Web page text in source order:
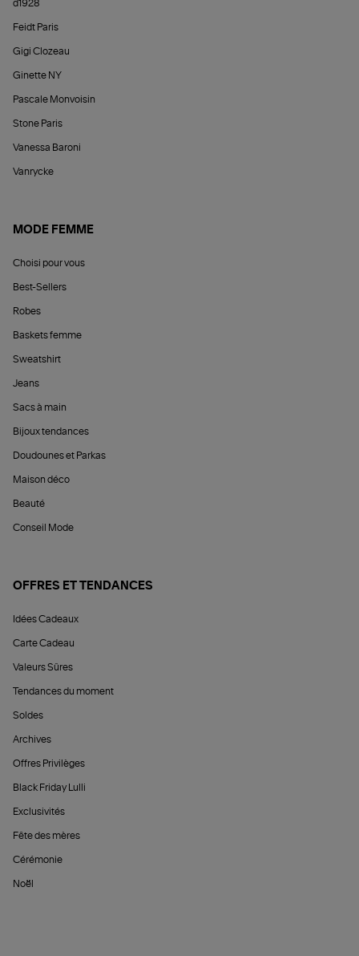
d1928
Feidt Paris
Gigi Clozeau
Ginette NY
Pascale Monvoisin
Stone Paris
Vanessa Baroni
Vanrycke
MODE FEMME
Choisi pour vous
Best-Sellers
Robes
Baskets femme
Sweatshirt
Jeans
Sacs à main
Bijoux tendances
Doudounes et Parkas
Maison déco
Beauté
Conseil Mode
OFFRES ET TENDANCES
Idées Cadeaux
Carte Cadeau
Valeurs Sûres
Tendances du moment
Soldes
Archives
Offres Privilèges
Black Friday Lulli
Exclusivités
Fête des mères
Cérémonie
Noël